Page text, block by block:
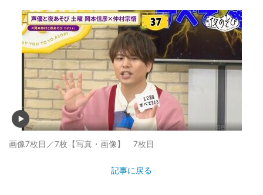
画像7枚目／7枚 【写真・画像】 7枚目
記事に戻る